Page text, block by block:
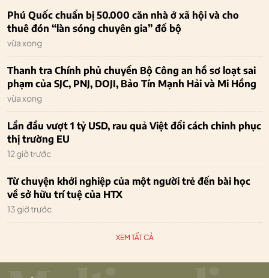
Phú Quốc chuẩn bị 50.000 căn nhà ở xã hội và cho
thuê đón “làn sóng chuyên gia” đổ bộ
vừa xong
Thanh tra Chính phủ chuyển Bộ Công an hồ sơ loạt sai
phạm của SJC, PNJ, DOJI, Bảo Tín Mạnh Hải và Mi Hồng
vừa xong
Lần đầu vượt 1 tỷ USD, rau quả Việt đổi cách chinh phục
thị trường EU
12 giờ trước
Từ chuyện khởi nghiệp của một người trẻ đến bài học
về sở hữu trí tuệ của HTX
13 giờ trước
XEM TẤT CẢ